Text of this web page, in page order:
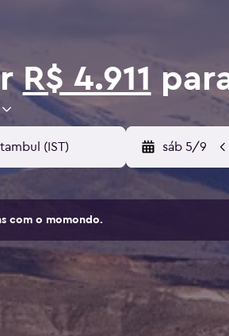
R$ 4.911
sáb 5/9
com o momondo.